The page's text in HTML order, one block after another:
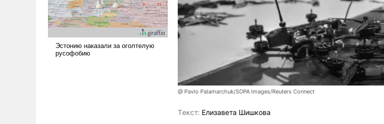
@ Pavlo Palamarchuk/SOPA Images/Reuters Connect
Tекст: Елизавета Шишкова